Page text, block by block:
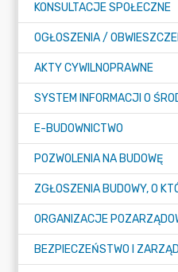
KONSULTACJE SPOŁECZNE
OGŁOSZENIA /
AKTY CYWILNOPRAWNE
E-BUDOWNICTWO
POZWOLENIA NA BUDOWĘ
ORGANIZACJE